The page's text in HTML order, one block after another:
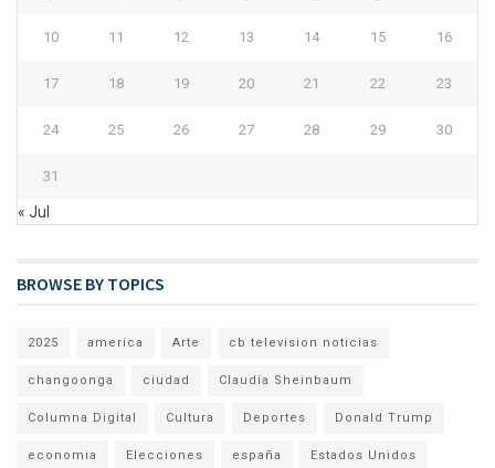
10 11 12 13 14 15 16
17 18 19 20 21 22 23
24 25 26 27 28 29 30
31
« Jul
BROWSE BY TOPICS
2025 america Arte cb television noticias
changoonga ciudad Claudia Sheinbaum
Columna Digital Cultura Deportes Donald Trump
economia Elecciones españa Estados Unidos